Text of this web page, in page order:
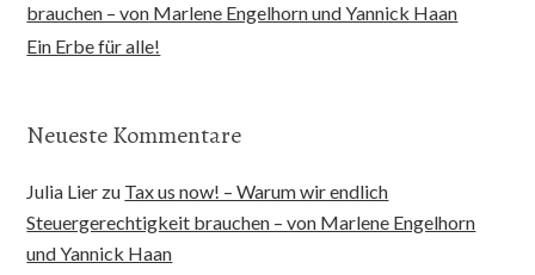
brauchen – von Marlene Engelhorn und Yannick Haan
Ein Erbe für alle!
Neueste Kommentare
Julia Lier zu Tax us now! – Warum wir endlich
Steuergerechtigkeit brauchen – von Marlene Engelhorn
und Yannick Haan